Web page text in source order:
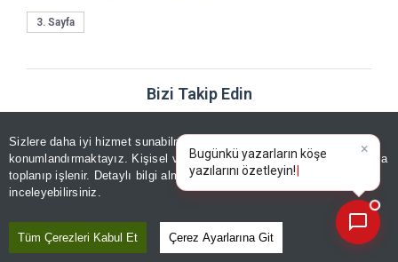
Sizlere daha iyi hizmet sunabilmek adına sitemizde
konumlandırmaktayız. Kişisel verileriniz, KVKK ve GDPR kapsamında
toplanıp işlenir. Detaylı bilgi almak içinAydınlatma Metnimizi
inceleyebilirsiniz.
Tüm Çerezleri Kabul Et Çerez Ayarlarına Git
3. Sayfa
Bizi Takip Edin
YORUMLAR
×
Bugünkü yazarların köşe
yazılarını |